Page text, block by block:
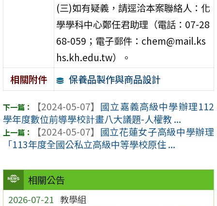
相關公告
2026-07-21 教學組
(三)如有疑義，請逕洽本案聯絡人：化
學學科中心鄭任君助理（電話：07-28
68-059；電子郵件：chem@mail.ks
hs.kh.edu.tw）。
相關附件
保養品製作與商品設計
【2024-05-07】 國立嘉義高級中學辦理112
學年度數位前導學校計畫八大議題-人權教 ...
【2024-05-07】 國立花蓮女子高級中學辦理
「113年度全國公私立高級中等學校原住 ...